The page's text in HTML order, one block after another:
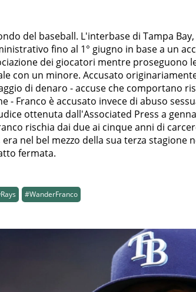
del baseball. L'interbase di Tampa
fino al 1° giugno in base a un
dei giocatori mentre proseguono
con un minore. Accusato
di denaro - accuse che comportano
- Franco è accusato invece di abuso
ottenuta dall'Associated Press a
rischia dai due ai cinque anni di
era nel bel mezzo della sua terza stagione
fermata.
#WanderFranco